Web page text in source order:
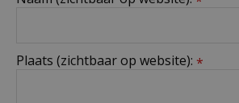
Plaats (zichtbaar op website): *